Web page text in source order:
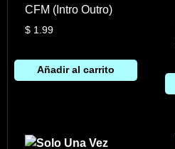
CFM (Intro Outro)
$1.99
Añadir al carrito